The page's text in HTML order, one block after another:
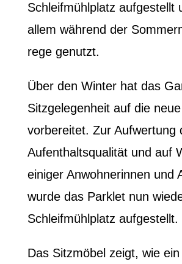
Schleifmühlplatz aufgestellt
allem während der
rege genutzt.
Über den Winter hat das
Sitzgelegenheit auf die
vorbereitet. Zur Aufwertung
Aufenthaltsqualität und auf
einiger Anwohnerinnen und
wurde das Parklet nun
Schleifmühlplatz aufgestellt.
Das Sitzmöbel zeigt, wie